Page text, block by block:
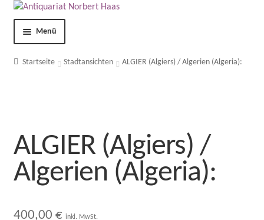
Menü
Shop
AGB
Impressum
Datenschutzerklärung
Startseite Stadtansichten ALGIER (Algiers) / Algerien (Algeria):
ALGIER (Algiers) /
Algerien (Algeria):
400,00 € inkl. MwSt.